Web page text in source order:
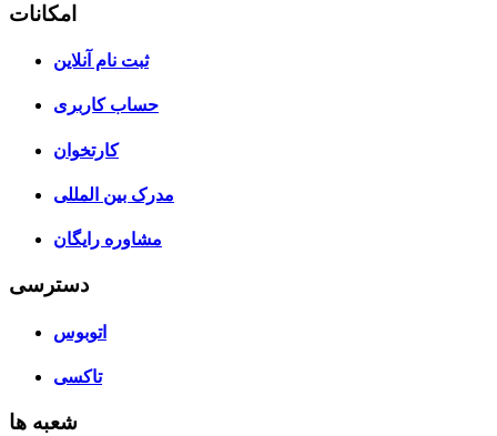
امکانات
ثبت نام آنلاین
حساب کاربری
کارتخوان
مدرک بین المللی
مشاوره رایگان
دسترسی
اتوبوس
تاکسی
شعبه ها